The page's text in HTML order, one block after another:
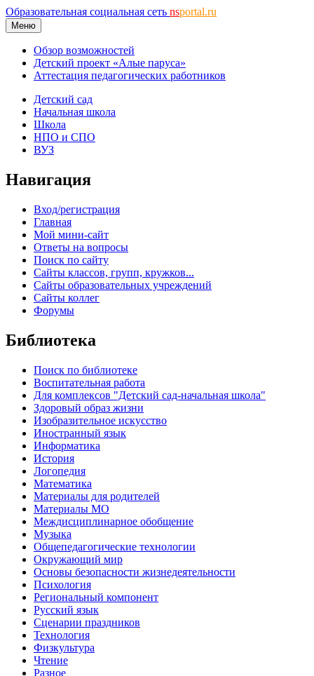
Образовательная социальная сеть nsportal.ru
Меню
Обзор возможностей
Детский проект «Алые паруса»
Аттестация педагогических работников
Детский сад
Начальная школа
Школа
НПО и СПО
ВУЗ
Навигация
Вход/регистрация
Главная
Мой мини-сайт
Ответы на вопросы
Поиск по сайту
Сайты классов, групп, кружков...
Сайты образовательных учреждений
Сайты коллег
Форумы
Библиотека
Поиск по библиотеке
Воспитательная работа
Для комплексов "Детский сад-начальная школа"
Здоровый образ жизни
Изобразительное искусство
Иностранный язык
Информатика
История
Логопедия
Математика
Материалы для родителей
Материалы МО
Междисциплинарное обобщение
Музыка
Общепедагогические технологии
Окружающий мир
Основы безопасности жизнедеятельности
Психология
Региональный компонент
Русский язык
Сценарии праздников
Технология
Физкультура
Чтение
Разное